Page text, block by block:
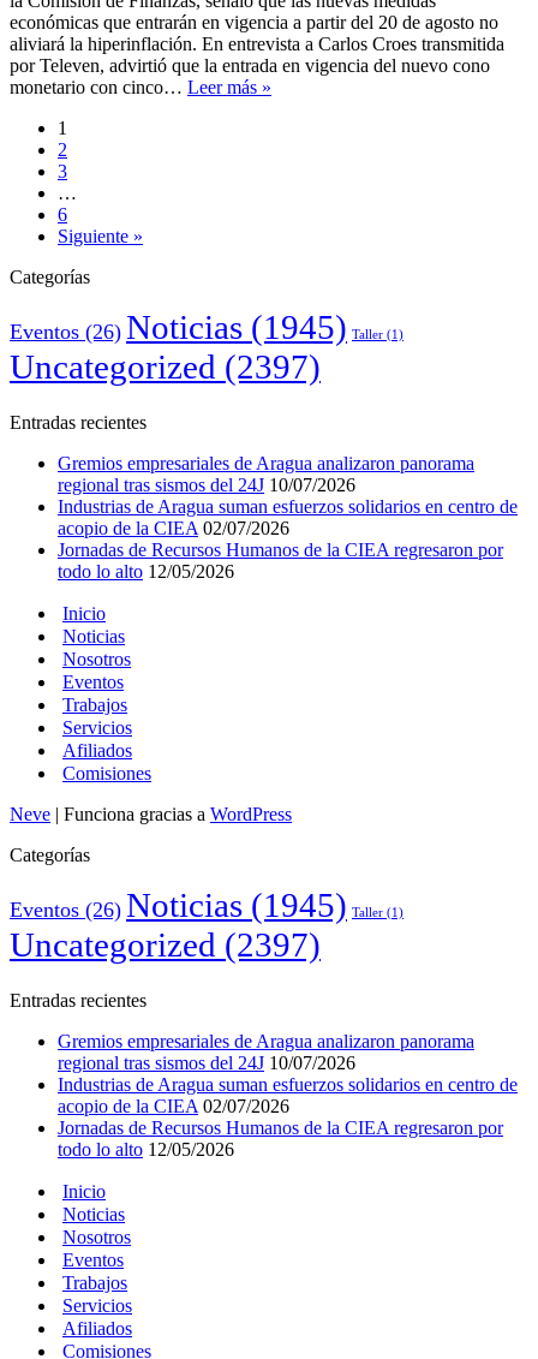
económicas que entrarán en vigencia a partir del 20 de agosto no
aliviará la hiperinflación. En entrevista a Carlos Croes transmitida
por Televen, advirtió que la entrada en vigencia del nuevo cono
monetario con cinco… Leer más »
1
2
3
…
6
Siguiente »
Categorías
Eventos (26) Noticias (1945) Taller (1)
Uncategorized (2397)
Entradas recientes
Gremios empresariales de Aragua analizaron panorama
regional tras sismos del 24J 10/07/2026
Industrias de Aragua suman esfuerzos solidarios en centro de
acopio de la CIEA 02/07/2026
Jornadas de Recursos Humanos de la CIEA regresaron por
todo lo alto 12/05/2026
Inicio
Noticias
Nosotros
Eventos
Trabajos
Servicios
Afiliados
Comisiones
Neve | Funciona gracias a WordPress
Categorías
Eventos (26) Noticias (1945) Taller (1)
Uncategorized (2397)
Entradas recientes
Gremios empresariales de Aragua analizaron panorama
regional tras sismos del 24J 10/07/2026
Industrias de Aragua suman esfuerzos solidarios en centro de
acopio de la CIEA 02/07/2026
Jornadas de Recursos Humanos de la CIEA regresaron por
todo lo alto 12/05/2026
Inicio
Noticias
Nosotros
Eventos
Trabajos
Servicios
Afiliados
Comisiones